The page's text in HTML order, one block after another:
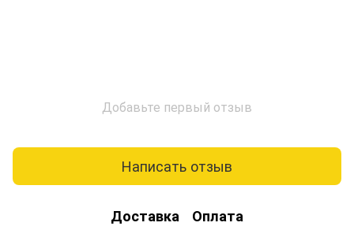
Добавьте первый отзыв
Написать отзыв
Доставка Оплата